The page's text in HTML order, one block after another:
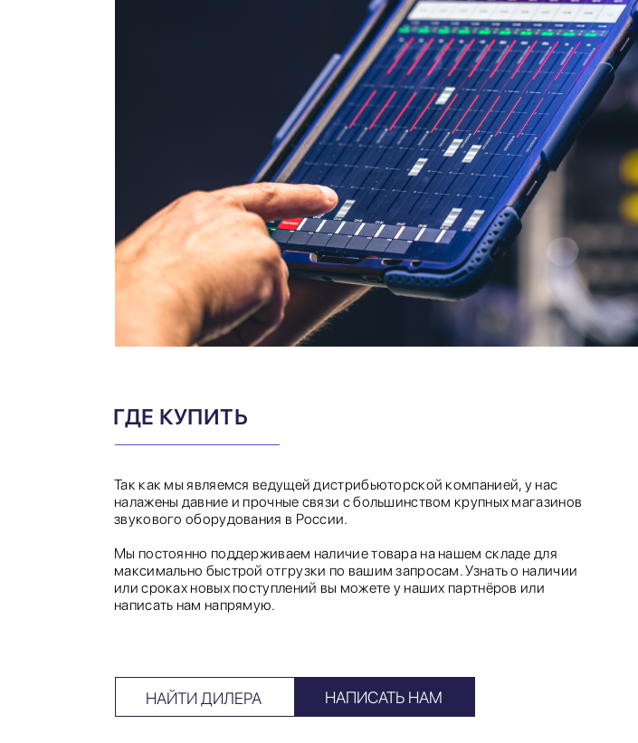
ГДЕ КУПИТЬ
Так как мы являемся ведущей дистрибьюторской компанией, у нас
налажены давние и прочные связи с большинством крупных магазинов
звукового оборудования в России.
Мы постоянно поддерживаем наличие товара на нашем складе для
максимально быстрой отгрузки по вашим запросам. Узнать о наличии
или сроках новых поступлений вы можете у наших партнёров или
написать нам напрямую.
НАЙТИ ДИЛЕРА НАПИСАТЬ НАМ